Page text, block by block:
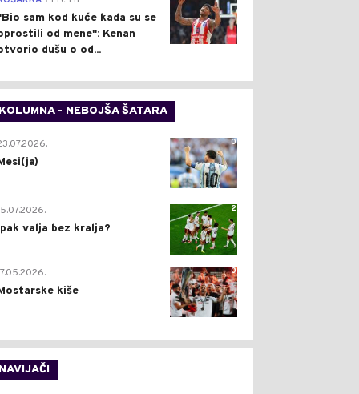
sam kod kuće kada su se
od mene": Kenan
dušu o od...
KOLUMNA - NEBOJŠA ŠATARA
0
2
valja bez kralja?
0
kiše
NAVIJAČI